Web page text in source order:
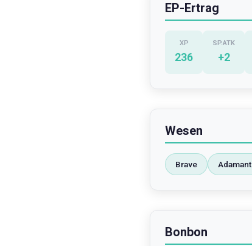
EP-Ertrag
XP
236
SP.ATK
+2
Wesen
Brave Adamant
Bonbon